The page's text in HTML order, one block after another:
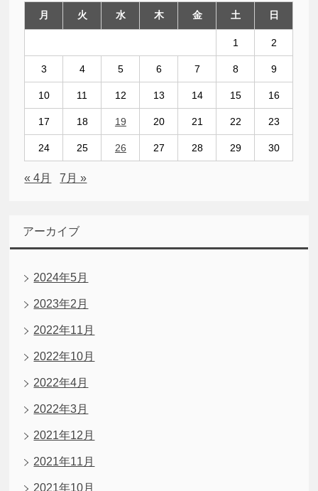
月
火 水 木 金 土 日
1 2
3 4 5 6 7 8 9
10 11 12 13 14 15 16
17 18 19 20 21 22 23
24 25 26 27 28 29 30
« 4月 7月 »
アーカイブ
2024年5月
2023年2月
2022年11月
2022年10月
2022年4月
2022年3月
2021年12月
2021年11月
2021年10月